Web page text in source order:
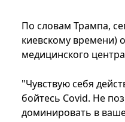
По словам Трампа,
киевскому времени)
медицинского
"Чувствую себя
бойтесь Covid. Не
доминировать в